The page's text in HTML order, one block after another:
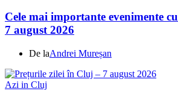
Cele mai importante evenimente
7 august 2026
De laAndrei Mureșan
Azi in Cluj